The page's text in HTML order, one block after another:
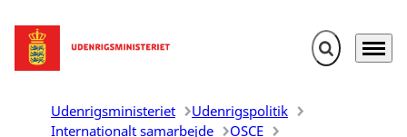
Gå til forsiden Fold søgefelt
Menu
Udenrigsministeriet
Udenrigspolitik
Internationalt samarbejde
OSCE